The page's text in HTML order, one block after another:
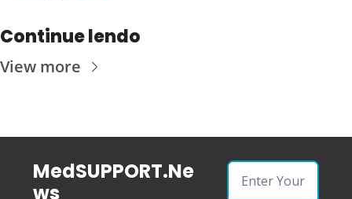
Continue lendo
View more
MedSUPPORT.Ne
ws